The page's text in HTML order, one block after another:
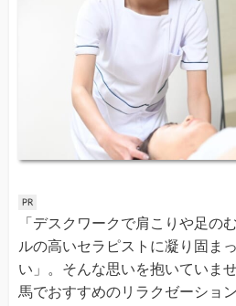
「デスクワークで肩こりや足の
ルの高いセラピストに凝り固ま
い」。そんな思いを抱いていま
馬でおすすめのリラクゼーショ